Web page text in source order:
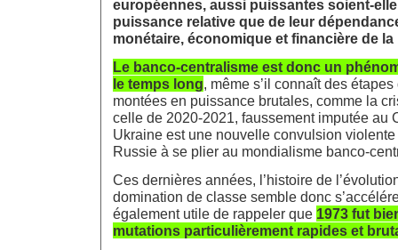
européennes, aussi puissantes soient-
puissance relative que de leur
monétaire, économique et financière de la
Le banco-centralisme est donc un
le temps long, même s’il connaît des
montées en puissance brutales, comme la
celle de 2020-2021, faussement imputée au
Ukraine est une nouvelle convulsion
Russie à se plier au mondialisme banco-
Ces dernières années, l’histoire de
domination de classe semble donc
également utile de rappeler que 1973 fut
mutations particulièrement rapides et